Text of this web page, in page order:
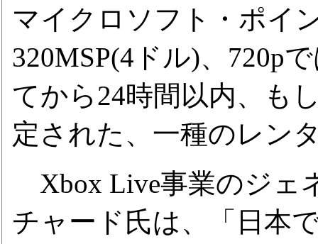
マイクロソフト・ポイ
320MSP(4ドル)、720p
てから24時間以内、も
定された、一種のレン
Xbox Live事業のジェ
チャード氏は、「日本